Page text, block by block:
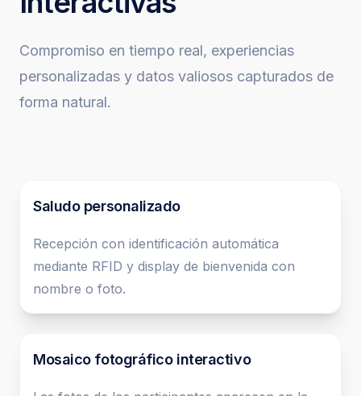
Compromiso en tiempo real, experiencias
personalizadas y datos valiosos capturados de
forma natural.
Saludo personalizado
Recepción con identificación automática
mediante RFID y display de bienvenida con
nombre o foto.
Mosaico fotográfico interactivo